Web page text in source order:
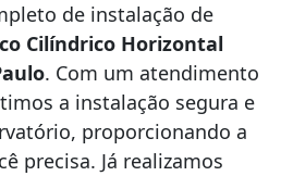
de instalação de
Cilíndrico Horizontal
. Com um atendimento
a instalação segura e
proporcionando a
precisa. Já realizamos